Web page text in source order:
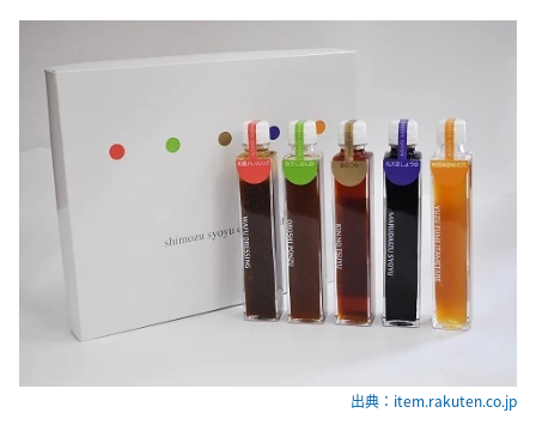
出典：item.rakuten.co.jp